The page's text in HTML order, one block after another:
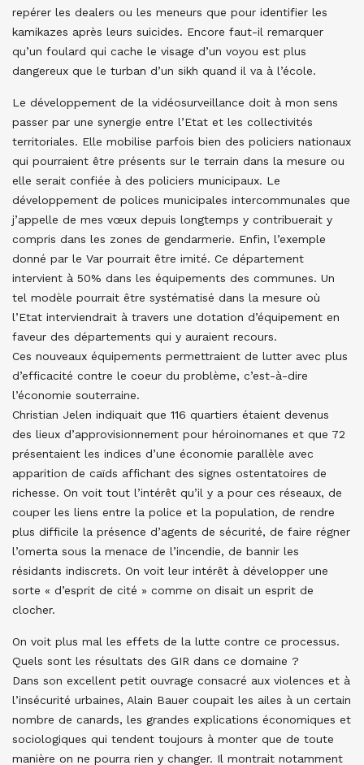
repérer les dealers ou les meneurs que pour identifier les
kamikazes après leurs suicides. Encore faut-il remarquer
qu’un foulard qui cache le visage d’un voyou est plus
dangereux que le turban d’un sikh quand il va à l’école.
Le développement de la vidéosurveillance doit à mon sens
passer par une synergie entre l’Etat et les collectivités
territoriales. Elle mobilise parfois bien des policiers nationaux
qui pourraient être présents sur le terrain dans la mesure ou
elle serait confiée à des policiers municipaux. Le
développement de polices municipales intercommunales que
j’appelle de mes vœux depuis longtemps y contribuerait y
compris dans les zones de gendarmerie. Enfin, l’exemple
donné par le Var pourrait être imité. Ce département
intervient à 50% dans les équipements des communes. Un
tel modèle pourrait être systématisé dans la mesure où
l’Etat interviendrait à travers une dotation d’équipement en
faveur des départements qui y auraient recours.
Ces nouveaux équipements permettraient de lutter avec plus
d’efficacité contre le coeur du problème, c’est-à-dire
l’économie souterraine.
Christian Jelen indiquait que 116 quartiers étaient devenus
des lieux d’approvisionnement pour héroinomanes et que 72
présentaient les indices d’une économie parallèle avec
apparition de caïds affichant des signes ostentatoires de
richesse. On voit tout l’intérêt qu’il y a pour ces réseaux, de
couper les liens entre la police et la population, de rendre
plus difficile la présence d’agents de sécurité, de faire régner
l’omerta sous la menace de l’incendie, de bannir les
résidants indiscrets. On voit leur intérêt à développer une
sorte « d’esprit de cité » comme on disait un esprit de
clocher.
On voit plus mal les effets de la lutte contre ce processus.
Quels sont les résultats des GIR dans ce domaine ?
Dans son excellent petit ouvrage consacré aux violences et à
l’insécurité urbaines, Alain Bauer coupait les ailes à un certain
nombre de canards, les grandes explications économiques et
sociologiques qui tendent toujours à monter que de toute
manière on ne pourra rien y changer. Il montrait notamment